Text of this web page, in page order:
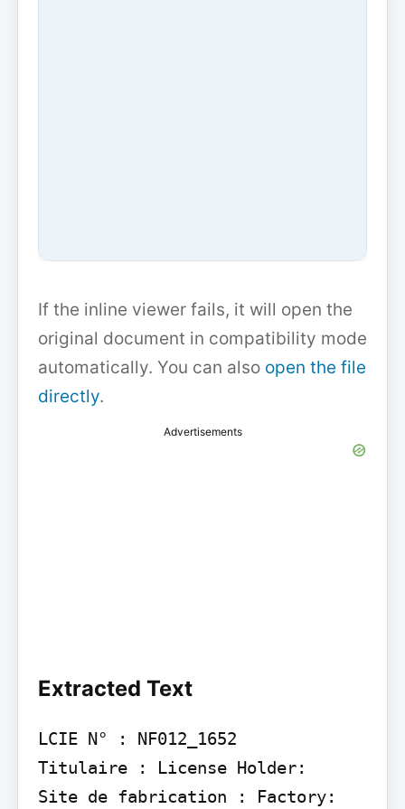
If the inline viewer fails, it will open the
original document in compatibility mode
automatically. You can also open the file
directly.
Advertisements
Extracted Text
LCIE N° : NF012_1652
Titulaire : License Holder:
Site de fabrication : Factory: